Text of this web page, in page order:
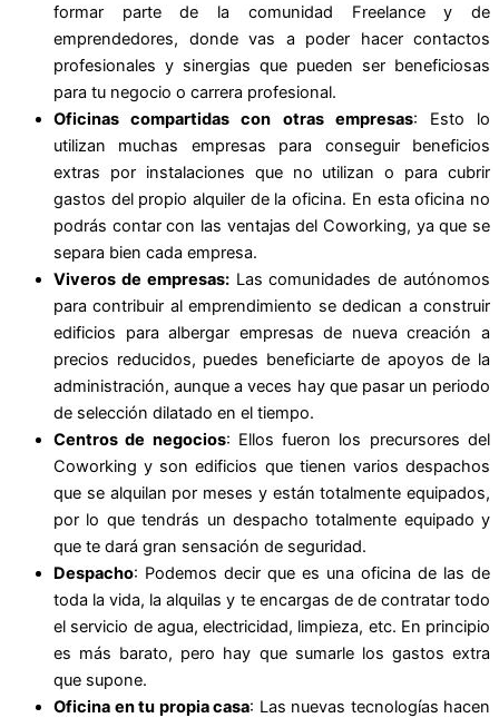
formar parte de la comunidad Freelance y de
emprendedores, donde vas a poder hacer contactos
profesionales y sinergias que pueden ser beneficiosas
para tu negocio o carrera profesional.
Oficinas compartidas con otras empresas: Esto lo
utilizan muchas empresas para conseguir beneficios
extras por instalaciones que no utilizan o para cubrir
gastos del propio alquiler de la oficina. En esta oficina no
podrás contar con las ventajas del Coworking, ya que se
separa bien cada empresa.
Viveros de empresas:Las comunidades de autónomos
para contribuir al emprendimiento se dedican a construir
edificios para albergar empresas de nueva creación a
precios reducidos, puedes beneficiarte de apoyos de la
administración, aunque a veces hay que pasar un periodo
de selección dilatado en el tiempo.
Centros de negocios: Ellos fueron los precursores del
Coworking y son edificios que tienen varios despachos
que se alquilan por meses y están totalmente equipados,
por lo que tendrás un despacho totalmente equipado y
que te dará gran sensación de seguridad.
Despacho: Podemos decir que es una oficina de las de
toda la vida, la alquilas y te encargas de de contratar todo
el servicio de agua, electricidad, limpieza, etc. En principio
es más barato, pero hay que sumarle los gastos extra
que supone.
Oficina en tu propia casa: Las nuevas tecnologías hacen